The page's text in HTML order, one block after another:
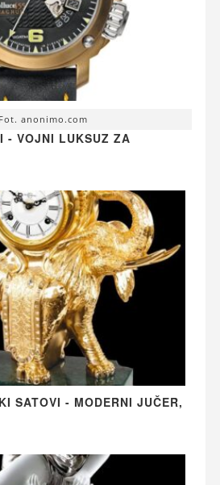
Fot. anonimo.com
- VOJNI LUKSUZ ZA
SATOVI - MODERNI JUČER,